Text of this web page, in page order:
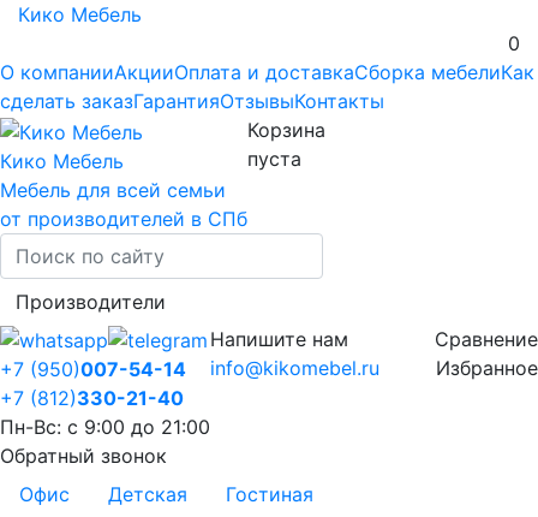
Кико Мебель
0
О компанииАкцииОплата и доставкаСборка мебелиКак
сделать заказГарантияОтзывыКонтакты
Кико Мебель
Мебель для всей семьи
от производителей в СПб
Производители
+7 (950)007-54-14
+7 (812)330-21-40
Пн-Вс: с 9:00 до 21:00
Обратный звонок
Напишите нам
info@kikomebel.ru
Сравнение
Избранное
Корзина
пуста
Офис Детская
Гостиная